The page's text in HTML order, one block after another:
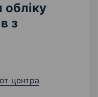
обліку
з
центра